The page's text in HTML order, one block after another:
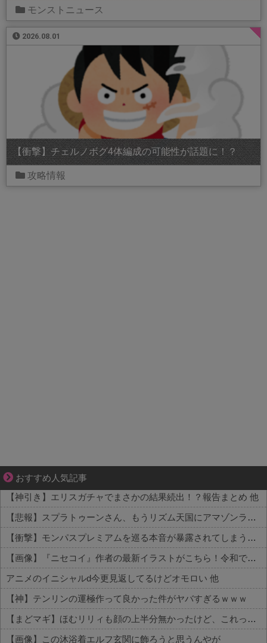
モンストニュース
2026.08.01
【衝撃】チェルノボグ4体編成の可能性が話題に！？
攻略情報
おすすめ人気記事
爽やか青年に忍び寄るストーカー疑惑
【神引き】エリスガチャでまさかの結果続出！？報告まとめ 他
【悲報】スプラトゥーンさん、もうリズム天国にアマゾンランキングで敗北wwwwwwwww 他
【衝撃】モンパスプレミアムを巡る本音が暴露されてしまうｗｗｗ 他
【画像】『ニセコイ』作者の最新イラストがこちら！令和でも余裕で通用してしまうｗｗｗｗ 他
アニメのイニシャルd今更見返してるけどオモロい 他
【神】テンリンの運極作って良かった件がヤバすぎるｗｗｗ
【まどマギ】ほむリリィも顔の上半分無かったけど、これって何かの伏線だったりするのかな…
【画像】この沐浴着エルフ玄関に飾ろうと思うんやが